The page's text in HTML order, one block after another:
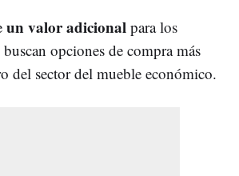
un valor adicional para los
opciones de compra más
del sector del mueble económico.